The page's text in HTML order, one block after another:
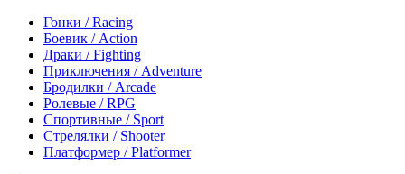
Гонки / Racing
Боевик / Action
Драки / Fighting
Приключения / Adventure
Бродилки / Arcade
Ролевые / RPG
Спортивные / Sport
Стрелялки / Shooter
Платформер / Platformer